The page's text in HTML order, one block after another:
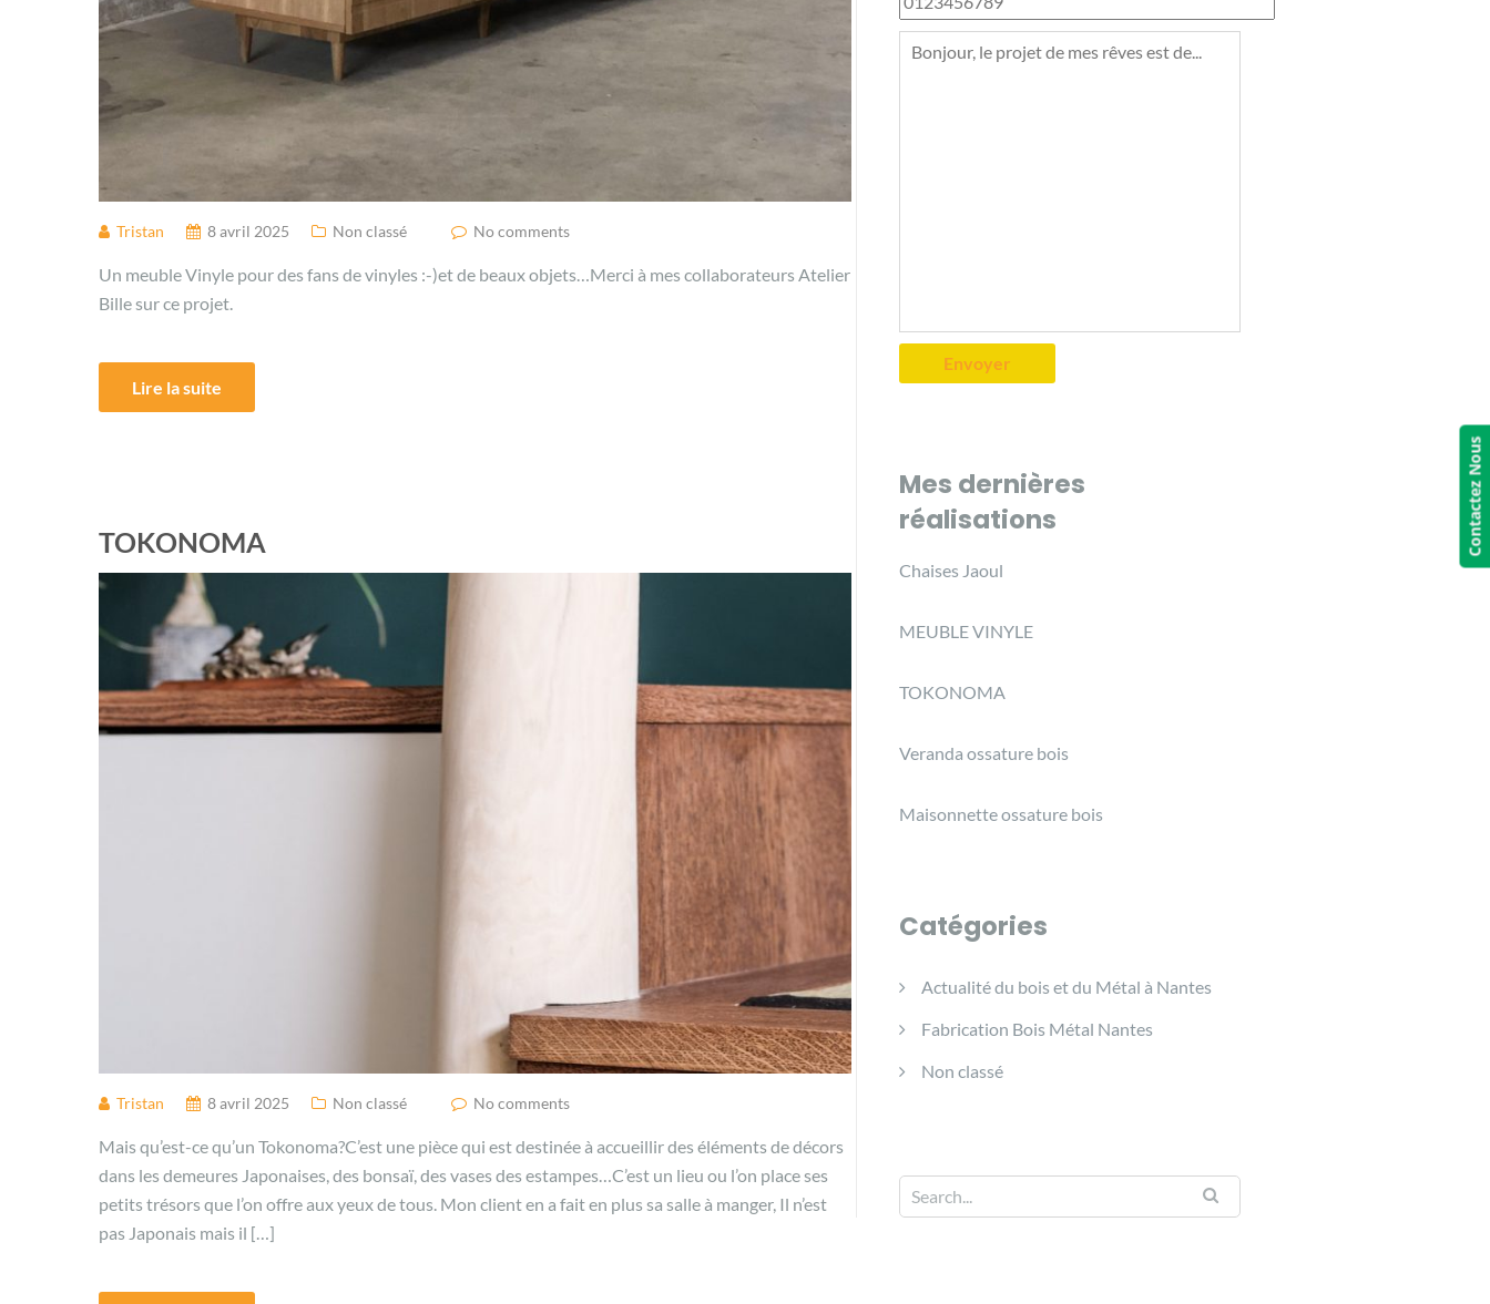
Tristan 8 avril 2025 Non classé No comments
Un meuble Vinyle pour des fans de vinyles :-)et de beaux objets…Merci à mes collaborateurs Atelier
Bille sur ce projet.
Lire la suite
TOKONOMA
Tristan 8 avril 2025 Non classé No comments
Mais qu’est-ce qu’un Tokonoma?C’est une pièce qui est destinée à accueillir des éléments de décors
dans les demeures Japonaises, des bonsaï, des vases des estampes…C’est un lieu ou l’on place ses
petits trésors que l’on offre aux yeux de tous. Mon client en a fait en plus sa salle à manger, Il n’est
pas Japonais mais il […]
Mes dernières
réalisations
Chaises Jaoul
MEUBLE VINYLE
TOKONOMA
Veranda ossature bois
Maisonnette ossature bois
Catégories
Actualité du bois et du Métal à Nantes
Fabrication Bois Métal Nantes
Non classé
Contactez Nous